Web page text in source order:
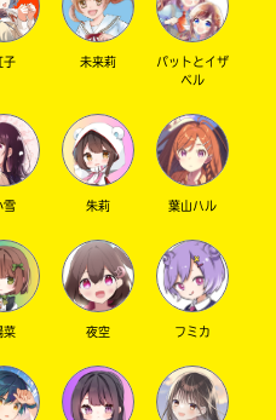
アカウント
ェアする
子 未来莉
パットとイザ
ベル
雪 朱莉 葉山ハル
菜 夜空 フミカ